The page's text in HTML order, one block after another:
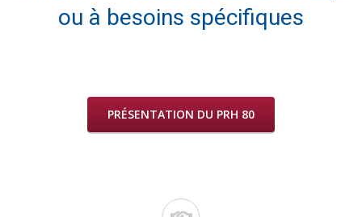
ou à besoins spécifiques
PRÉSENTATION DU PRH 80